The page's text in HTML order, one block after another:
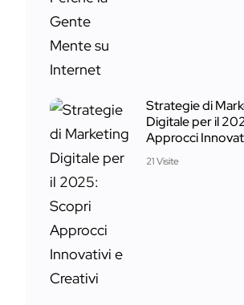
Strategie di
Digitale per il
Approcci
21 Visite